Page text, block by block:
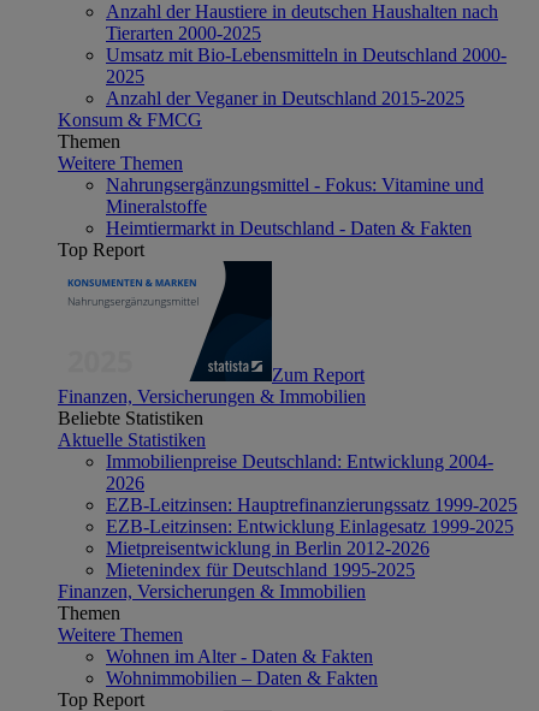
Anzahl der Haustiere in deutschen Haushalten nach
Tierarten 2000-2025
Umsatz mit Bio-Lebensmitteln in Deutschland 2000-
2025
Anzahl der Veganer in Deutschland 2015-2025
Konsum & FMCG
Themen
Weitere Themen
Nahrungsergänzungsmittel - Fokus: Vitamine und
Mineralstoffe
Heimtiermarkt in Deutschland - Daten & Fakten
Top Report
Zum Report
Finanzen, Versicherungen & Immobilien
Beliebte Statistiken
Aktuelle Statistiken
Immobilienpreise Deutschland: Entwicklung 2004-
2026
EZB-Leitzinsen: Hauptrefinanzierungssatz 1999-2025
EZB-Leitzinsen: Entwicklung Einlagesatz 1999-2025
Mietpreisentwicklung in Berlin 2012-2026
Mietenindex für Deutschland 1995-2025
Finanzen, Versicherungen & Immobilien
Themen
Weitere Themen
Wohnen im Alter - Daten & Fakten
Wohnimmobilien – Daten & Fakten
Top Report